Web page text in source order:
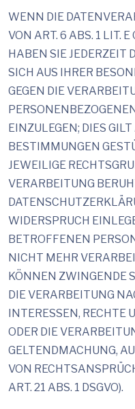
WENN DIE
VON ART. 6 ABS. 1 LIT. E
HABEN SIE JEDERZEIT
SICH AUS IHRER
GEGEN DIE
EINZULEGEN; DIES
BESTIMMUNGEN
JEWEILIGE
VERARBEITUNG
WIDERSPRUCH
BETROFFENEN
NICHT MEHR
KÖNNEN ZWINGENDE
DIE VERARBEITUNG
INTERESSEN, RECHTE
ODER DIE
GELTENDMACHUNG,
VON
ART. 21 ABS. 1 DSGVO).